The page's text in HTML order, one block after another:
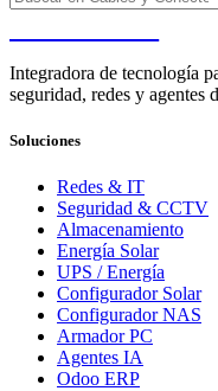
Integradora de tecnología
seguridad, redes y agentes
Soluciones
Redes & IT
Seguridad & CCTV
Almacenamiento
Energía Solar
UPS / Energía
Configurador Solar
Configurador NAS
Armador PC
Agentes IA
Odoo ERP